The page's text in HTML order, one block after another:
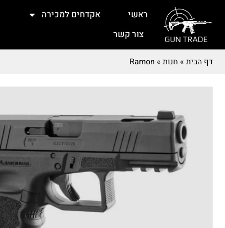
ראשי אקדחים למכירה
צור קשר
דף הבית » חנות »
Ramon